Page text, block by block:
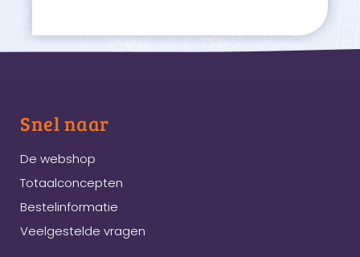
Snel naar
De webshop
Totaalconcepten
Bestelinformatie
Veelgestelde vragen